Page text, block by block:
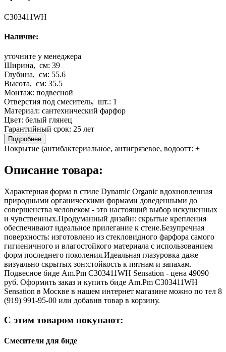
C303411WH
Наличие:
уточните у менеджера
Ширина, см: 39
Глубина, см: 55.6
Высота, см: 35.5
Монтаж: подвесной
Отверстия под смеситель, шт.: 1
Материал: сантехнический фарфор
Цвет: белый глянец
Гарантийный срок: 25 лет
Подробнее
Покрытие (антибактериальное, антигрязевое, водоотт: +
Описание товара:
Характерная форма в стиле Dynamic Organic вдохновленная
природными органическими формами доведенными до
совершенства человеком - это настоящий выбор искушенных
и чувственных.Продуманный дизайн: скрытые крепления
обеспечивают идеальное прилегание к стене.Безупречная
поверхность: изготовлено из стекловидного фарфора самого
гигиеничного и влагостойкого материала с использованием
форм последнего поколения.Идеальная глазуровка даже
визуально скрытых зон:стойкость к пятнам и запахам.
Подвесное биде Am.Pm C303411WH Sensation - цена 49090
руб. Оформить заказ и купить биде Am.Pm C303411WH
Sensation в Москве в нашем интернет магазине можно по тел 8
(919) 991-95-00 или добавив товар в корзину.
С этим товаром покупают:
Смесители для биде